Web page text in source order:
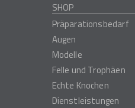
SHOP
Präparationsbedarf
Augen
Modelle
Felle und Trophäen
Echte Knochen
Dienstleistungen